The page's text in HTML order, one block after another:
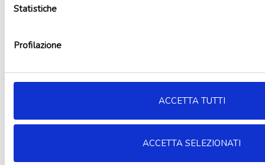
Statistiche
Profilazione
ACCETTA TUTTI
ACCETTA SELEZIONATI
Aggiungi al carrello